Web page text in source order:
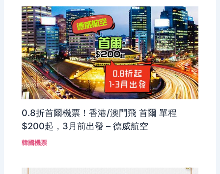
0.8折首爾機票！香港/澳門飛 首爾 單程
$200起，3月前出發 – 德威航空
韓國機票